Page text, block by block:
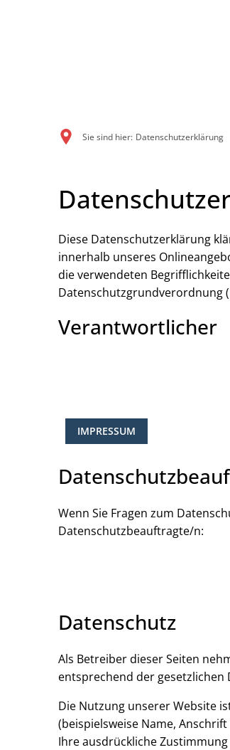
Sie sind hier: Datenschutzerklärung
Diese Datenschutzerklärung
innerhalb unseres
die verwendeten
Datenschutzgrundverordnung
Verantwortlicher
IMPRESSUM
Wenn Sie Fragen zum
Datenschutzbeauftragte/n:
Datenschutz
Als Betreiber dieser Seiten
entsprechend der
Die Nutzung unserer Website
(beispielsweise Name,
Ihre ausdrückliche